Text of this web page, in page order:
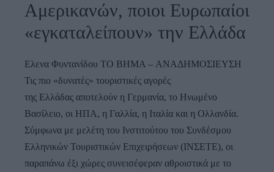
Αμερικανών, ποιοι Ευρωπαίοι
«εγκαταλείπουν» την Ελλάδα
Ελενα Φυντανίδου TO BHMA – ΑΝΑΔΗΜΟΣΙΕΥΣΗ
Τις πιο «δυνατές» τουριστικές αγορές
της Ελλάδας αποτελούν η Γερμανία, το Ηνωμένο
Βασίλειο, οι ΗΠΑ, η Γαλλία, η Ιταλία και η Ολλανδία.
Σύμφωνα με μελέτη του Ινστιτούτου του Συνδέσμου
Ελληνικών Τουριστικών Επιχειρήσεων (ΙΝΣΕΤΕ), οι
παραπάνω έξι χώρες συνεισέφεραν αθροιστικά με το